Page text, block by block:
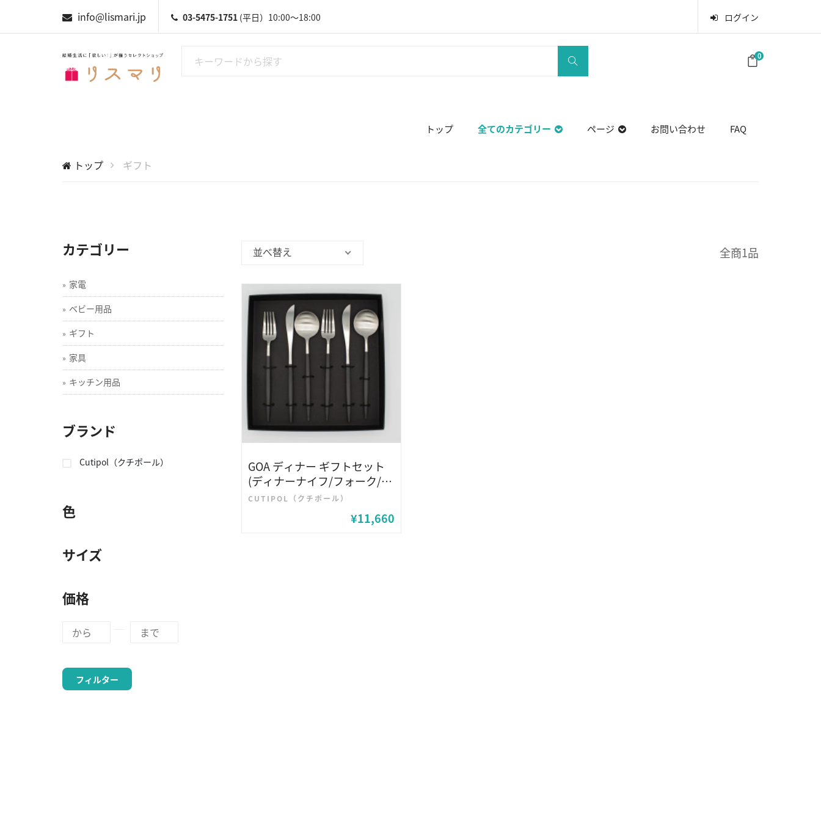
info@lismari.jp 03-5475-1751 (平日）10:00～18:00 ログイン
0
トップ 全てのカテゴリー ページ お問い合わせ FAQ
トップ ギフト
カテゴリー
家電
ベビー用品
ギフト
家具
キッチン用品
ブランド
Cutipol（クチポール）
色
サイズ
価格
フィルター
並べ替え 全商1品
GOA ディナー ギフトセット
(ディナーナイフ/フォーク/ス
プーン 各2本) ギフトBOX入り
CUTIPOL（クチポール）
¥11,660